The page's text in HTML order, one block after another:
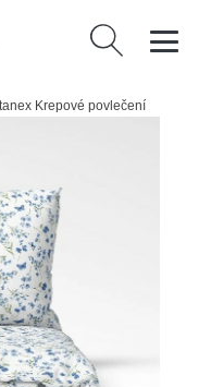
Vyhledávání
Krepové povlečení